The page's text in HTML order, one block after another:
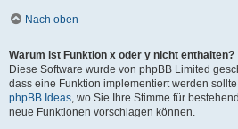
Nach oben
Warum ist Funktion x oder y nicht enthalten?
Diese Software wurde von phpBB Limited
dass eine Funktion implementiert werden
phpBB Ideas, wo Sie Ihre Stimme für
neue Funktionen vorschlagen können.